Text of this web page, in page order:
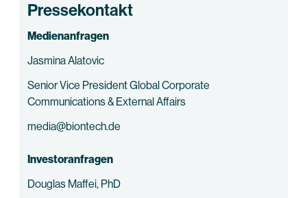
Pressekontakt
Medienanfragen
Jasmina Alatovic
Senior Vice President Global Corporate
Communications & External Affairs
media@biontech.de
Investoranfragen
Douglas Maffei, PhD